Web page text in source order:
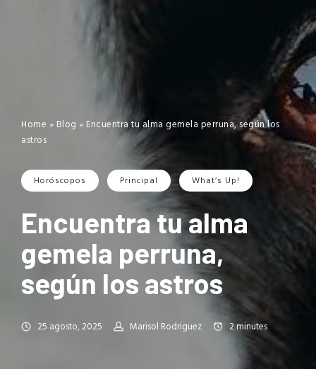
Home » Blog » Encuentra tu alma gemela perruna, según los
astros
Horóscopos Principal What’s Up!
Encuentra tu alma
gemela perruna,
según los astros
25 agosto, 2025 Marisol Rodriguez 2minutes